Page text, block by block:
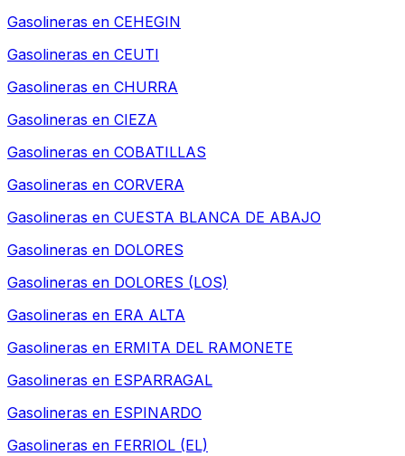
Gasolineras en CEHEGIN
Gasolineras en CEUTI
Gasolineras en CHURRA
Gasolineras en CIEZA
Gasolineras en COBATILLAS
Gasolineras en CORVERA
Gasolineras en CUESTA BLANCA DE ABAJO
Gasolineras en DOLORES
Gasolineras en DOLORES (LOS)
Gasolineras en ERA ALTA
Gasolineras en ERMITA DEL RAMONETE
Gasolineras en ESPARRAGAL
Gasolineras en ESPINARDO
Gasolineras en FERRIOL (EL)